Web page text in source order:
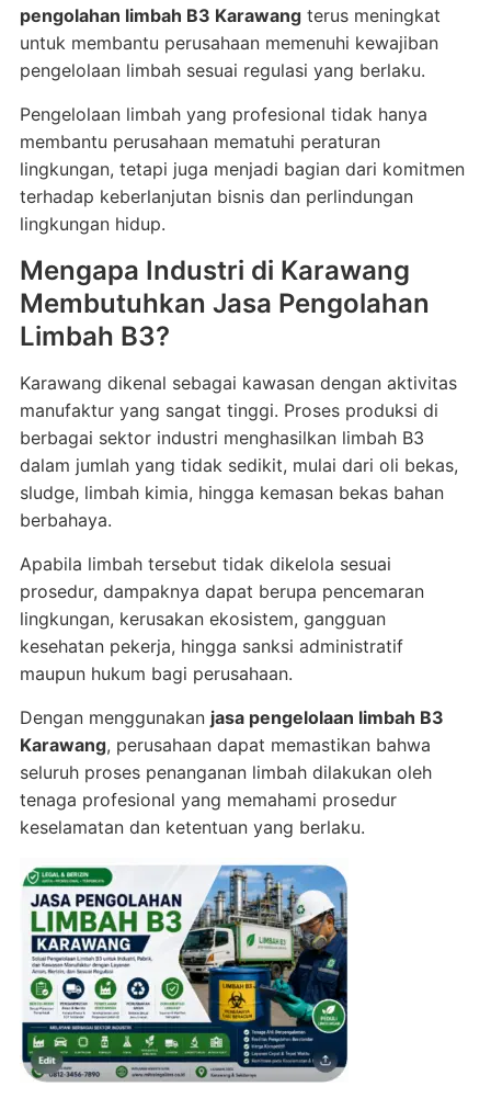
pengolahan limbah B3 Karawangterus meningkat
untuk membantu perusahaan memenuhi kewajiban
pengelolaan limbah sesuai regulasi yang berlaku.
Pengelolaan limbah yang profesional tidak hanya
membantu perusahaan mematuhi peraturan
lingkungan, tetapi juga menjadi bagian dari komitmen
terhadap keberlanjutan bisnis dan perlindungan
lingkungan hidup.
Mengapa Industri di Karawang
Membutuhkan Jasa Pengolahan
Limbah B3?
Karawang dikenal sebagai kawasan dengan aktivitas
manufaktur yang sangat tinggi. Proses produksi di
berbagai sektor industri menghasilkan limbah B3
dalam jumlah yang tidak sedikit, mulai dari oli bekas,
sludge, limbah kimia, hingga kemasan bekas bahan
berbahaya.
Apabila limbah tersebut tidak dikelola sesuai
prosedur, dampaknya dapat berupa pencemaran
lingkungan, kerusakan ekosistem, gangguan
kesehatan pekerja, hingga sanksi administratif
maupun hukum bagi perusahaan.
Dengan menggunakan jasa pengelolaan limbah B3
Karawang, perusahaan dapat memastikan bahwa
seluruh proses penanganan limbah dilakukan oleh
tenaga profesional yang memahami prosedur
keselamatan dan ketentuan yang berlaku.